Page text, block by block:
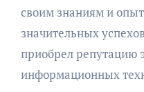
своим знаниям и
значительных
приобрел репутацию
информационных